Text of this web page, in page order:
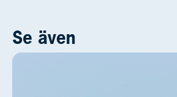
Se även